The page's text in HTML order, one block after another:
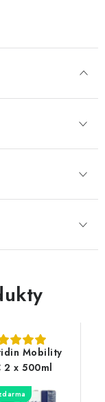
Mobility
2 x 500ml